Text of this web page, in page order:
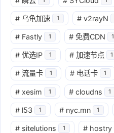
# 乌龟加速 1 # v2rayN
# Fastly 1 # 免费CDN 1
# 优选IP 1 # 加速节点 1
# 流量卡 1 # 电话卡 1
# xesim 1 # cloudns 1
# l53 1 # nyc.mn 1
# sitelutions 1 # hostry